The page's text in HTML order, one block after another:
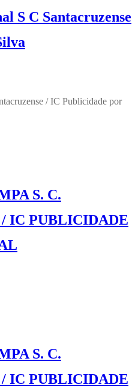
S C Santacruzense
/ IC Publicidade por
S. C.
/ IC PUBLICIDADE
S. C.
/ IC PUBLICIDADE